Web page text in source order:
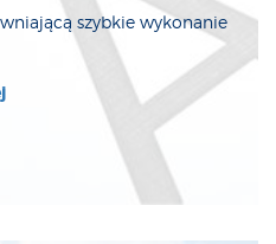
szybkie wykonanie